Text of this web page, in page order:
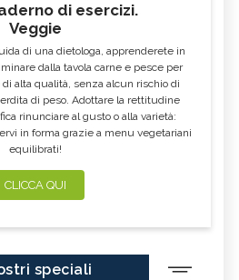
di esercizi.
Veggie
di una dietologa, apprenderete in
dalla tavola carne e pesce per
alta qualità, senza alcun rischio di
di peso. Adottare la rettitudine
rinunciare al gusto o alla varietà:
in forma grazie a menu vegetariani
equilibrati!
CLICCA QUI
speciali